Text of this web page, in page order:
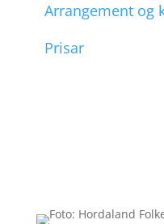
Arrangement og
Prisar